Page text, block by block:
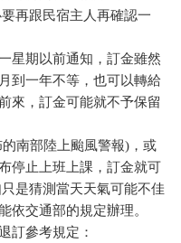
再跟民宿主人再確認一
星期以前通知，訂金雖然
到一年不等，也可以轉給
來，訂金可能就不予保留
南部陸上颱風警報)，或
停止上班上課，訂金就可
是猜測當天天氣可能不佳
依交通部的規定辦理。
訂參考規定：